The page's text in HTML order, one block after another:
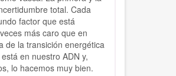
total. Cada
factor que está
más caro que en
de la transición energética
en nuestro ADN y,
lo hacemos muy bien.